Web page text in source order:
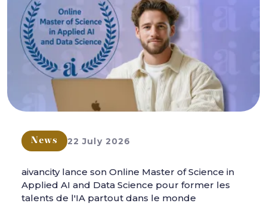
News 22 July 2026
aivancity lance son Online Master of Science in
Applied AI and Data Science pour former les
talents de l'IA partout dans le monde